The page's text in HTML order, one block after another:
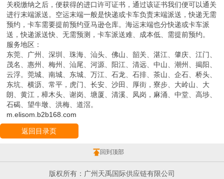
关税缴纳之后，便获得的进口许可证书，通过该证书我们便可以通关
进行末端派送。空运末端一般是快递或卡车负责末端派送，快递无需
预约，卡车需要提前预约亚马逊仓库。海运末端也分快递或卡车派
送，快递派送快、无需预测，卡车派送难、成本低、需提前预约。
服务地区：
东莞、广州、深圳、珠海、汕头、佛山、韶关、湛江、肇庆、江门、
茂名、惠州、梅州、汕尾、河源、阳江、清远、中山、潮州、揭阳、
云浮。莞城、南城、东城、万江、石龙、石排、茶山、企石、桥头、
东坑、横沥、常平，虎门、长安、沙田、厚街，寮步、大岭山、大
朗、黄江，樟木头、谢岗、塘厦、清溪、凤岗，麻涌、中堂、高埗、
石碣、望牛墩、洪梅、道滘。
m.elisom.b2b168.com
返回目录页
回到顶部
版权所有：广州天禹国际供应链有限公司